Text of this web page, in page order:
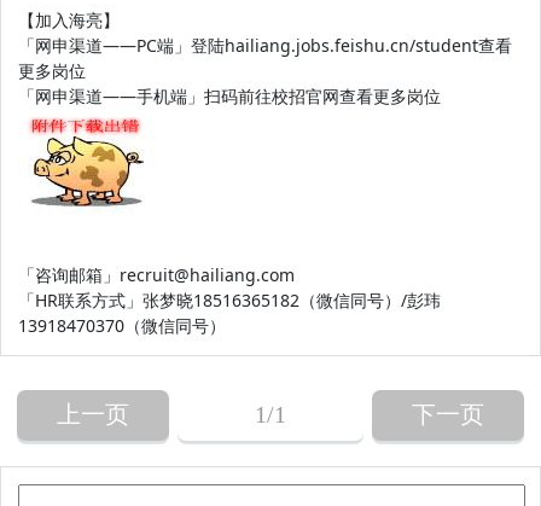
【加入海亮】
「网申渠道——PC端」登陆hailiang.jobs.feishu.cn/student查看
更多岗位
「网申渠道——手机端」扫码前往校招官网查看更多岗位
「咨询邮箱」recruit@hailiang.com
「HR联系方式」张梦晓18516365182（微信同号）/彭玮
13918470370（微信同号）
上一页 1/1 下一页